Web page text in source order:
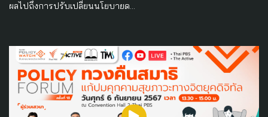
ผลไปถึงการปรับเปลี่ยนนโยบายด…